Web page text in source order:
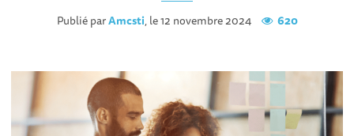
Publié parAmcsti, le 12 novembre 2024 620